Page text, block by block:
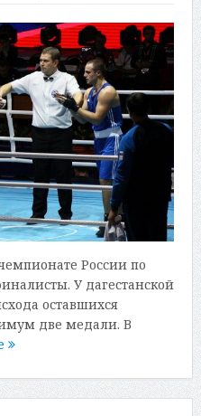
России по
У дагестанской
оставшихся
две медали. В